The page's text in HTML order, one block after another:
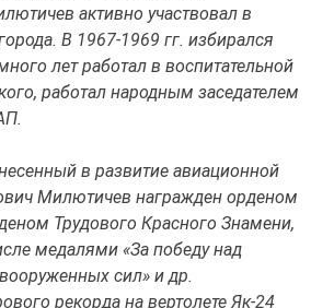
активно участвовал в
В 1967-1969 гг. избирался
лет работал в воспитательной
работал народным заседателем
в развитие авиационной
Милютичев награжден орденом
Трудового Красного Знамени,
медалями «За победу над
сил» и др.
рекорда на вертолете Як-24